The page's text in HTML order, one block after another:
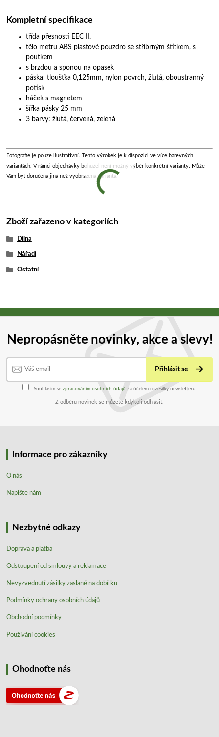
Kompletní specifikace
třída přesnosti EEC II.
tělo metru ABS plastové pouzdro se stříbrným štítkem, s
poutkem
s brzdou a sponou na opasek
páska: tloušťka 0,125mm, nylon povrch, žlutá, oboustranný
potisk
háček s magnetem
šířka pásky 25 mm
3 barvy: žlutá, červená, zelená
Fotografie je pouze ilustrativní. Tento výrobek je k dispozici ve více barevných
variantách. V rámci objednávky bohužel není možný výběr konkrétní varianty. Může
Vám být doručena jiná než vyobrazená varianta.
Zboží zařazeno v kategoriích
Dílna
Nářadí
Ostatní
Nepropásněte novinky, akce a slevy!
Přihlásit se
Souhlasím se zpracováním osobních údajů za účelem rozesílky newsletteru.
Z odběru novinek se můžete kdykoli odhlásit.
Informace pro zákazníky
O nás
Napište nám
Nezbytné odkazy
Doprava a platba
Odstoupení od smlouvy a reklamace
Nevyzvednutí zásilky zaslané na dobírku
Podmínky ochrany osobních údajů
Obchodní podmínky
Používání cookies
Ohodnoťte nás